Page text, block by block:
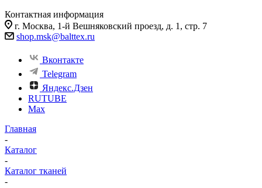
Контактная информация
г. Москва, 1-й Вешняковский проезд, д. 1, стр. 7
shop.msk@balttex.ru
Вконтакте
Telegram
Яндекс.Дзен
RUTUBE
Max
Главная
-
Каталог
-
Каталог тканей
-